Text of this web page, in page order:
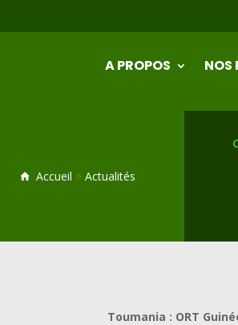
Atelier régional de
A PROPOS NOS
Accueil > Actualités
Toumania : ORT